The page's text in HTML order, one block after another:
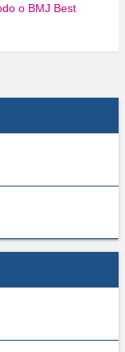
o BMJ Best